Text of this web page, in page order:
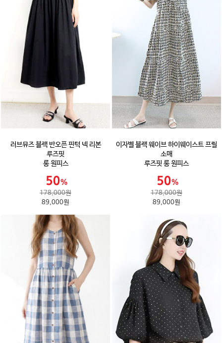
러브뮤즈 블랙 반오픈 핀턱 넥 리본
루즈핏
롱 원피스
178,000원
89,000원
이자벨 블랙 웨이브 하이웨이스트 프릴
소매
루즈핏 롱 원피스
178,000원
89,000원